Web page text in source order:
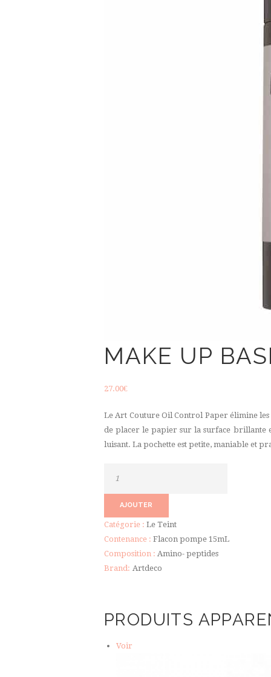
MAKE UP
27.00€
Le Art Couture Oil Control Paper élimine
de placer le papier sur la surface brillante
luisant. La pochette est petite, maniable et
Base
AJOUTER
Catégorie : Le Teint
Contenance : Flacon pompe 15mL
Composition : Amino- peptides
Brand: Artdeco
PRODUITS
Voir